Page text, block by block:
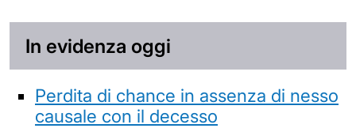
In evidenza oggi
Perdita di chance in assenza di nesso
causale con il decesso